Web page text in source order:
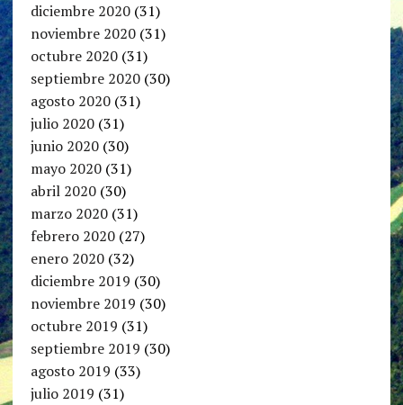
diciembre 2020(31)
noviembre 2020(31)
octubre 2020(31)
septiembre 2020(30)
agosto 2020(31)
julio 2020(31)
junio 2020(30)
mayo 2020(31)
abril 2020(30)
marzo 2020(31)
febrero 2020(27)
enero 2020(32)
diciembre 2019 (30)
noviembre 2019 (30)
octubre 2019 (31)
septiembre 2019 (30)
agosto 2019 (33)
julio 2019 (31)